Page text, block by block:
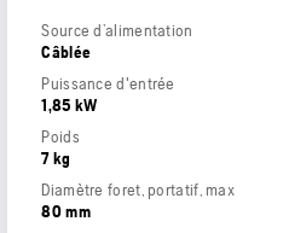
Source d’alimentation
Câblée
Puissance d'entrée
1,85 kW
Poids
7 kg
Diamètre foret, portatif, max
80 mm